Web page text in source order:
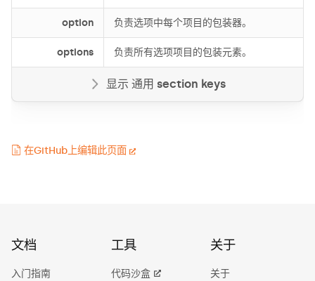
option 负责选项中每个项目的包装器。
options 负责所有选项项目的包装元素。
显示 通用 section keys
在GitHub上编辑此页面
文档
入门指南
工具
代码沙盒
关于
关于